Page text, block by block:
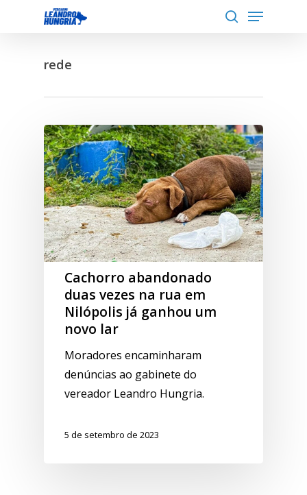
Menu
rede
Cachorro abandonado
duas vezes na rua em
Nilópolis já ganhou um
novo lar
Moradores encaminharam
denúncias ao gabinete do
vereador Leandro Hungria.
5 de setembro de 2023